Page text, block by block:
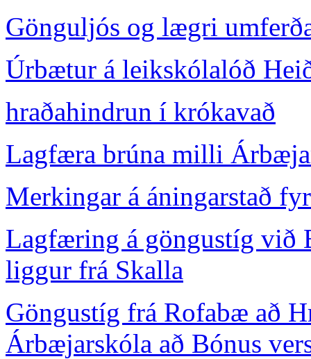
Gönguljós og lægri
Úrbætur á leikskólalóð
hraðahindrun í krókavað
Lagfæra brúna milli
Merkingar á áningarstað
Lagfæring á göngustíg við
liggur frá Skalla
Göngustíg frá Rofabæ að
Árbæjarskóla að Bónus